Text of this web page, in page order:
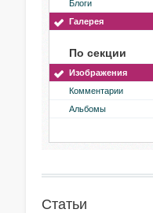
Блоги
Галерея
По секции
Изображения
Комментарии
Альбомы
Статьи